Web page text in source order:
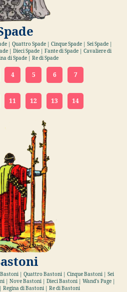
| Quattro Spade | Cinque Spade | Sei Spade |
| Dieci Spade | Fante di Spade | Cavaliere di
di Spade | Re di Spade
4 5 6 7
11 12 13 14
| Quattro Bastoni | Cinque Bastoni | Sei
| Nove Bastoni | Dieci Bastoni | Wand's Page |
Regina di Bastoni | Re di Bastoni